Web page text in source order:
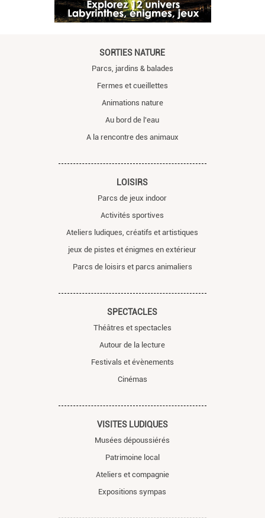
SORTIES NATURE
Parcs, jardins & balades
Fermes et cueillettes
Animations nature
Au bord de l'eau
A la rencontre des animaux
LOISIRS
Parcs de jeux indoor
Activités sportives
Ateliers ludiques, créatifs et artistiques
jeux de pistes et énigmes en extérieur
Parcs de loisirs et parcs animaliers
SPECTACLES
Théâtres et spectacles
Autour de la lecture
Festivals et évènements
Cinémas
VISITES LUDIQUES
Musées dépoussiérés
Patrimoine local
Ateliers et compagnie
Expositions sympas